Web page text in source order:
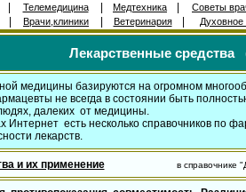
Телемедицина Медтехника
Советы
Врачи,клиники Ветеринария Духовное
Лекарственные средства
медицины базируются на огромном
не всегда в состоянии быть
далеких от медицины.
Интернет есть несколько справочников по
лекарств.
и их применение в справочнике